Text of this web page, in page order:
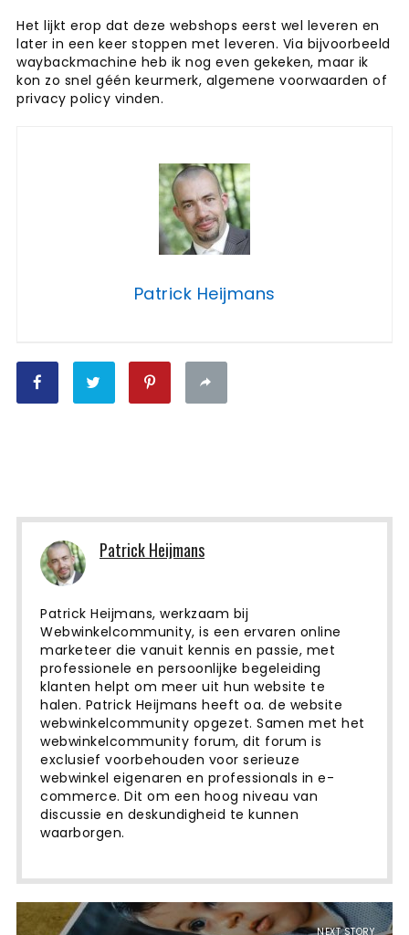
Het lijkt erop dat deze webshops eerst wel leveren en
later in een keer stoppen met leveren. Via bijvoorbeeld
waybackmachine heb ik nog even gekeken, maar ik
kon zo snel géén keurmerk, algemene voorwaarden of
privacy policy vinden.
Patrick Heijmans
Patrick Heijmans
Patrick Heijmans, werkzaam bij
Webwinkelcommunity, is een ervaren online
marketeer die vanuit kennis en passie, met
professionele en persoonlijke begeleiding
klanten helpt om meer uit hun website te
halen. Patrick Heijmans heeft oa. de website
webwinkelcommunity opgezet. Samen met het
webwinkelcommunity forum, dit forum is
exclusief voorbehouden voor serieuze
webwinkel eigenaren en professionals in e-
commerce. Dit om een ​​hoog niveau van
discussie en deskundigheid te kunnen
waarborgen.
NEXT STORY